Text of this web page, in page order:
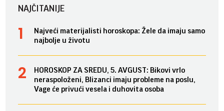
NAJČITANIJE
Najveći materijalisti horoskopa: Žele da imaju samo
najbolje u životu
HOROSKOP ZA SREDU, 5. AVGUST: Bikovi vrlo
neraspoloženi, Blizanci imaju probleme na poslu,
Vage će privući vesela i duhovita osoba